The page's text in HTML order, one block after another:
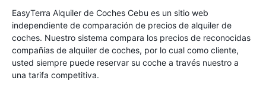
EasyTerra Alquiler de Coches Cebu es un sitio web
independiente de comparación de precios de alquiler de
coches. Nuestro sistema compara los precios de reconocidas
compañías de alquiler de coches, por lo cual como cliente,
usted siempre puede reservar su coche a través nuestro a
una tarifa competitiva.